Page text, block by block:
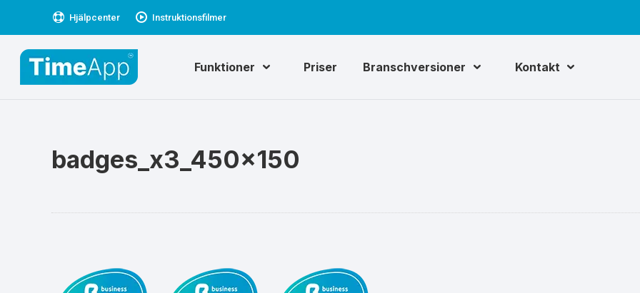
Hjälpcenter Instruktionsfilmer
Funktioner Priser Branschversioner Kontakt
badges_x3_450x150